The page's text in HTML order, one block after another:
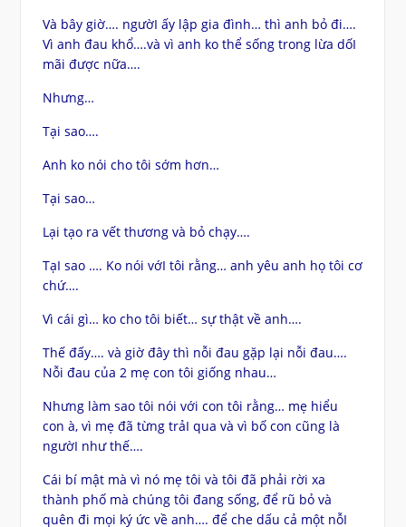
Và bây giờ…. ngườI ấy lập gia đình… thì anh bỏ đi….
Vì anh đau khổ….và vì anh ko thể sống trong lừa dốI
mãi được nữa….
Nhưng…
Tại sao….
Anh ko nói cho tôi sớm hơn…
Tại sao…
Lại tạo ra vết thương và bỏ chạy….
TạI sao …. Ko nói vớI tôi rằng… anh yêu anh họ tôi cơ
chứ….
Vì cái gì… ko cho tôi biết… sự thật về anh….
Thế đấy…. và giờ đây thì nỗi đau gặp lại nỗi đau….
Nỗi đau của 2 mẹ con tôi giống nhau…
Nhưng làm sao tôi nói với con tôi rằng… mẹ hiểu
con à, vì mẹ đã từng trảI qua và vì bố con cũng là
ngườI như thế….
Cái bí mật mà vì nó mẹ tôi và tôi đã phải rời xa
thành phố mà chúng tôi đang sống, để rũ bỏ và
quên đi mọi ký ức về anh…. để che dấu cả một nỗI